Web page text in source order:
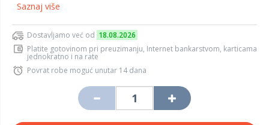
Saznaj više
Dostavljamo već od 18.08.2026
Platite gotovinom pri preuzimanju, Internet bankarstvom, karticama
jednokratno i na rate
Povrat robe moguć unutar 14 dana